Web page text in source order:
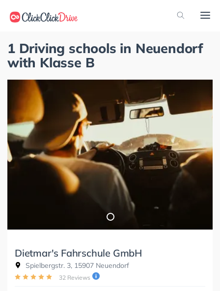
1 Driving schools in Neuendorf
with Klasse B
Dietmar's Fahrschule GmbH
Spielbergstr. 3, 15907 Neuendorf
32 Reviews